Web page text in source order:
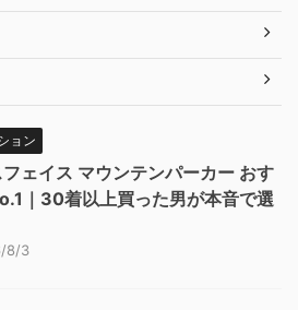
ョン
フェイス マウンテンパーカー おす
｜30着以上買った男が本音で選
8/3